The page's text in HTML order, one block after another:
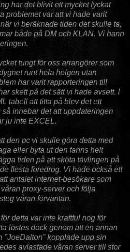
har det blivit ett mycket lyckat
problemet var att vi hade varit
vi beräknade tiden det skulle ta,
både på DM och KLAN. Vi hann
tungt för oss arrangörer som
runt hela helgen utan
har varit rapporteringen till
skett på det sätt vi hade avsett. I
tabell att titta på blev det ett
innebar det att uppdateringen
ju inte EXCEL.
den pc vi skulle göra detta med
eller byta ut den fanns helt
tiden på att sköta tävlingen på
flesta föredrog. Vi hade också ett
antalet internet-besökare som
proxy-server och följa
våran förväntan.
detta var inte kraftful nog för
löstes dock genom att en annan
"JoeDalton" kopplade upp sin
avlastade våran server till stor